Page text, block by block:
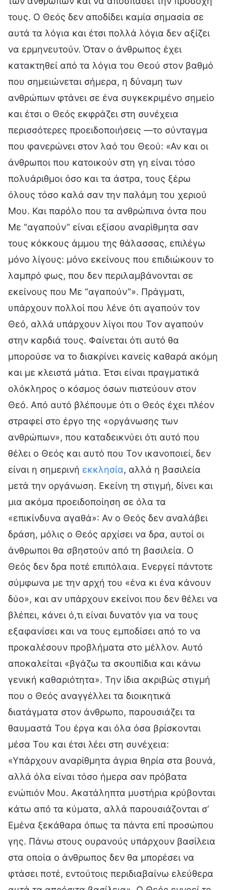
τους. Ο Θεός δεν αποδίδει καμία σημασία σε
αυτά τα λόγια και έτσι πολλά λόγια δεν αξίζει
να ερμηνευτούν. Όταν ο άνθρωπος έχει
κατακτηθεί από τα λόγια του Θεού στον βαθμό
που σημειώνεται σήμερα, η δύναμη των
ανθρώπων φτάνει σε ένα συγκεκριμένο σημείο
και έτσι ο Θεός εκφράζει στη συνέχεια
περισσότερες προειδοποιήσεις —το σύνταγμα
που φανερώνει στον λαό του Θεού: «Αν και οι
άνθρωποι που κατοικούν στη γη είναι τόσο
πολυάριθμοι όσο και τα άστρα, τους ξέρω
όλους τόσο καλά σαν την παλάμη του χεριού
Μου. Και παρόλο που τα ανθρώπινα όντα που
Με “αγαπούν” είναι εξίσου αναρίθμητα σαν
τους κόκκους άμμου της θάλασσας, επιλέγω
μόνο λίγους: μόνο εκείνους που επιδιώκουν το
λαμπρό φως, που δεν περιλαμβάνονται σε
εκείνους που Με “αγαπούν”». Πράγματι,
υπάρχουν πολλοί που λένε ότι αγαπούν τον
Θεό, αλλά υπάρχουν λίγοι που Τον αγαπούν
στην καρδιά τους. Φαίνεται ότι αυτό θα
μπορούσε να το διακρίνει κανείς καθαρά ακόμη
και με κλειστά μάτια. Έτσι είναι πραγματικά
ολόκληρος ο κόσμος όσων πιστεύουν στον
Θεό. Από αυτό βλέπουμε ότι ο Θεός έχει πλέον
στραφεί στο έργο της «οργάνωσης των
ανθρώπων», που καταδεικνύει ότι αυτό που
θέλει ο Θεός και αυτό που Τον ικανοποιεί, δεν
είναι η σημερινή εκκλησία, αλλά η βασιλεία
μετά την οργάνωση. Εκείνη τη στιγμή, δίνει και
μια ακόμα προειδοποίηση σε όλα τα
«επικίνδυνα αγαθά»: Αν ο Θεός δεν αναλάβει
δράση, μόλις ο Θεός αρχίσει να δρα, αυτοί οι
άνθρωποι θα σβηστούν από τη βασιλεία. Ο
Θεός δεν δρα ποτέ επιπόλαια. Ενεργεί πάντοτε
σύμφωνα με την αρχή του «ένα κι ένα κάνουν
δύο», και αν υπάρχουν εκείνοι που δεν θέλει να
βλέπει, κάνει ό,τι είναι δυνατόν για να τους
εξαφανίσει και να τους εμποδίσει από το να
προκαλέσουν προβλήματα στο μέλλον. Αυτό
αποκαλείται «βγάζω τα σκουπίδια και κάνω
γενική καθαριότητα». Την ίδια ακριβώς στιγμή
που ο Θεός αναγγέλλει τα διοικητικά
διατάγματα στον άνθρωπο, παρουσιάζει τα
θαυμαστά Του έργα και όλα όσα βρίσκονται
μέσα Του και έτσι λέει στη συνέχεια:
«Υπάρχουν αναρίθμητα άγρια θηρία στα βουνά,
αλλά όλα είναι τόσο ήμερα σαν πρόβατα
ενώπιόν Μου. Ακατάληπτα μυστήρια κρύβονται
κάτω από τα κύματα, αλλά παρουσιάζονται σ’
Εμένα ξεκάθαρα όπως τα πάντα επί προσώπου
γης. Πάνω στους ουρανούς υπάρχουν βασίλεια
στα οποία ο άνθρωπος δεν θα μπορέσει να
φτάσει ποτέ, εντούτοις περιδιαβαίνω ελεύθερα